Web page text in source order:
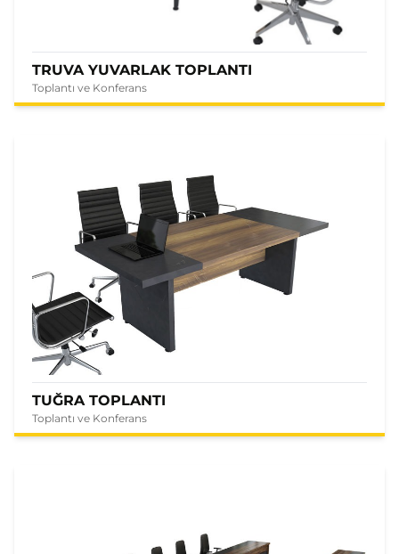
TRUVA YUVARLAK TOPLANTI
Toplantı ve Konferans
TUĞRA TOPLANTI
Toplantı ve Konferans